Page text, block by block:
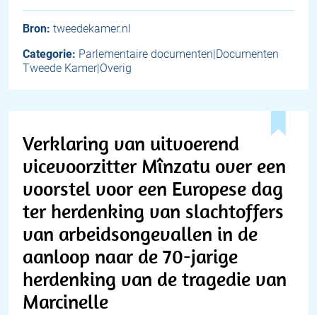
Bron: tweedekamer.nl
Categorie: Parlementaire documenten|Documenten
Tweede Kamer|Overig
Verklaring van uitvoerend
vicevoorzitter Mînzatu over een
voorstel voor een Europese dag
ter herdenking van slachtoffers
van arbeidsongevallen in de
aanloop naar de 70-jarige
herdenking van de tragedie van
Marcinelle